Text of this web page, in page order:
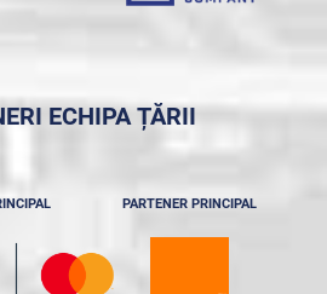
ECHIPA ȚĂRII
PARTENER PRINCIPAL